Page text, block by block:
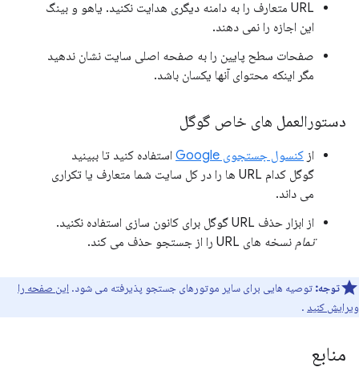
URL متعارف را به دامنه دیگری هدایت نکنید. یاهو و بینگ
این اجازه را نمی دهند.
صفحات سطح پایین را به صفحه اصلی سایت نشان ندهید
مگر اینکه محتوای آنها یکسان باشد.
دستورالعمل های خاص گوگل
از کنسول جستجوی Google
استفاده کنید تا ببینید
گوگل کدام URL ها را در کل سایت شما متعارف یا تکراری
می داند.
از ابزار حذف URL گوگل برای کانون سازی استفاده نکنید.
تمام نسخه های URL را از جستجو حذف می کند.
توجه: توصیه هایی برای سایر موتورهای جستجو پذیرفته می شود. این صفحه را
ویرایش کنید .
منابع